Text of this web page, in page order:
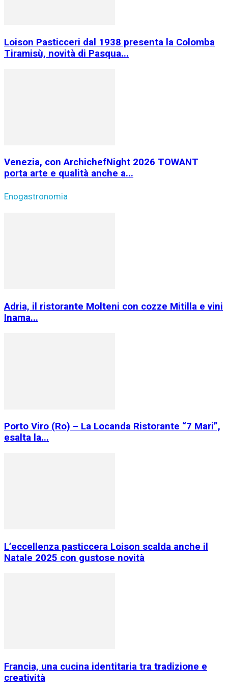
Loison Pasticceri dal 1938 presenta la Colomba
Tiramisù, novità di Pasqua...
Venezia, con ArchichefNight 2026 TOWANT
porta arte e qualità anche a...
Enogastronomia
Adria, il ristorante Molteni con cozze Mitilla e vini
Inama...
Porto Viro (Ro) – La Locanda Ristorante “7 Mari”,
esalta la...
L’eccellenza pasticcera Loison scalda anche il
Natale 2025 con gustose novità
Francia, una cucina identitaria tra tradizione e
creatività